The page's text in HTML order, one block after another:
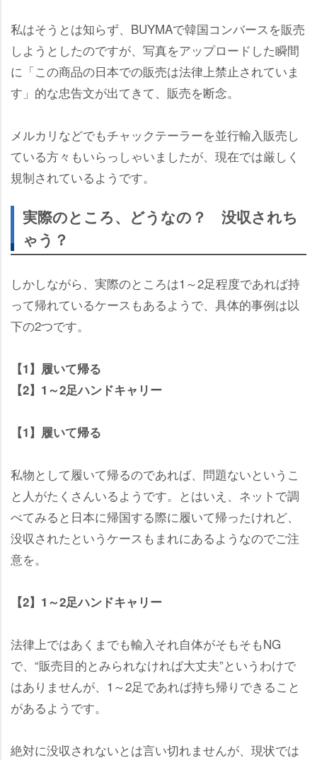
私はそうとは知らず、BUYMAで韓国コンバースを販売
しようとしたのですが、写真をアップロードした瞬間
に「この商品の日本での販売は法律上禁止されていま
す」的な忠告文が出てきて、販売を断念。
メルカリなどでもチャックテーラーを並行輸入販売し
ている方々もいらっしゃいましたが、現在では厳しく
規制されているようです。
実際のところ、どうなの？ 没収されち
ゃう？
しかしながら、実際のところは1～2足程度であれば持
って帰れているケースもあるようで、具体的事例は以
下の2つです。
【1】履いて帰る
【2】1～2足ハンドキャリー
【1】履いて帰る
私物として履いて帰るのであれば、問題ないというこ
と人がたくさんいるようです。とはいえ、ネットで調
べてみると日本に帰国する際に履いて帰ったけれど、
没収されたというケースもまれにあるようなのでご注
意を。
【2】1～2足ハンドキャリー
法律上ではあくまでも輸入それ自体がそもそもNG
で、“販売目的とみられなければ大丈夫”というわけで
はありませんが、1～2足であれば持ち帰りできること
があるようです。
絶対に没収されないとは言い切れませんが、現状では